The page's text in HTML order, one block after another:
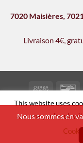
7020 Maisières,
Livraison 4€,
Cash
TERMS AND
Copyright 2026 ©
This website uses
assume you're ok
Nous sommes en